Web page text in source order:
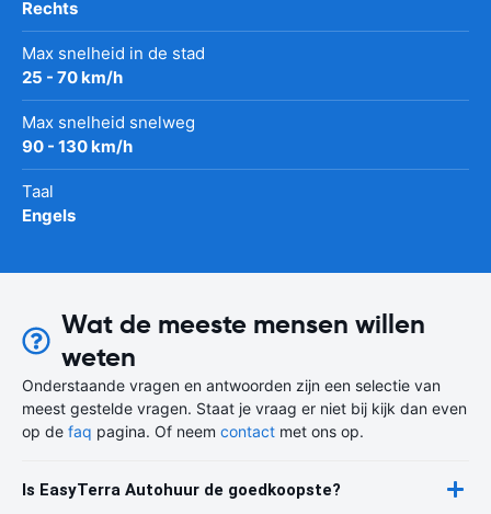
Rechts
Max snelheid in de stad
25 - 70 km/h
Max snelheid snelweg
90 - 130 km/h
Taal
Engels
Wat de meeste mensen willen
weten
Onderstaande vragen en antwoorden zijn een selectie van
meest gestelde vragen. Staat je vraag er niet bij kijk dan even
op de faq pagina. Of neem contact met ons op.
Is EasyTerra Autohuur de goedkoopste?